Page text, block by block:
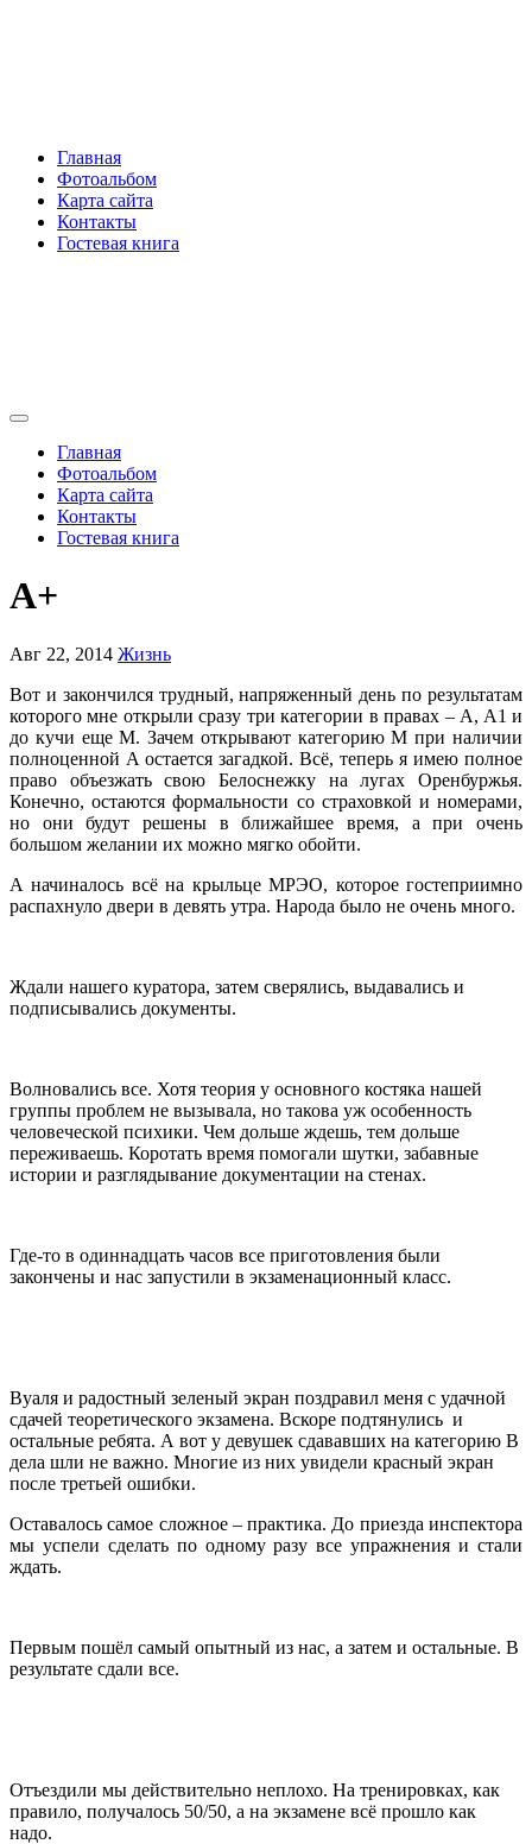
Главная
Фотоальбом
Карта сайта
Контакты
Гостевая книга
Главная
Фотоальбом
Карта сайта
Контакты
Гостевая книга
A+
Авг 22, 2014 Жизнь
Вот и закончился трудный, напряженный день по результатам
которого мне открыли сразу три категории в правах – A, A1 и
до кучи еще M. Зачем открывают категорию M при наличии
полноценной A остается загадкой. Всё, теперь я имею полное
право объезжать свою Белоснежку на лугах Оренбуржья.
Конечно, остаются формальности со страховкой и номерами,
но они будут решены в ближайшее время, а при очень
большом желании их можно мягко обойти.
А начиналось всё на крыльце МРЭО, которое гостеприимно
распахнуло двери в девять утра. Народа было не очень много.
Ждали нашего куратора, затем сверялись, выдавались и
подписывались документы.
Волновались все. Хотя теория у основного костяка нашей
группы проблем не вызывала, но такова уж особенность
человеческой психики. Чем дольше ждешь, тем дольше
переживаешь. Коротать время помогали шутки, забавные
истории и разглядывание документации на стенах.
Где-то в одиннадцать часов все приготовления были
закончены и нас запустили в экзаменационный класс.
Вуаля и радостный зеленый экран поздравил меня с удачной
сдачей теоретического экзамена. Вскоре подтянулись и
остальные ребята. А вот у девушек сдававших на категорию B
дела шли не важно. Многие из них увидели красный экран
после третьей ошибки.
Оставалось самое сложное – практика. До приезда инспектора
мы успели сделать по одному разу все упражнения и стали
ждать.
Первым пошёл самый опытный из нас, а затем и остальные. В
результате сдали все.
Отъездили мы действительно неплохо. На тренировках, как
правило, получалось 50/50, а на экзамене всё прошло как
надо.